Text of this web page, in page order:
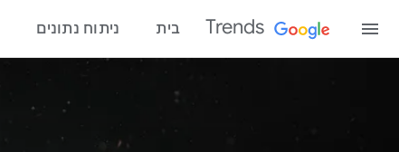
Trends בית ניתוח נתונים